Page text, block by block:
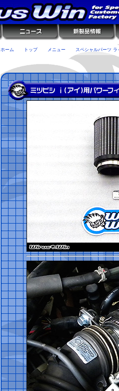
ホーム トップ メニュー スペシャルパーツ ラ